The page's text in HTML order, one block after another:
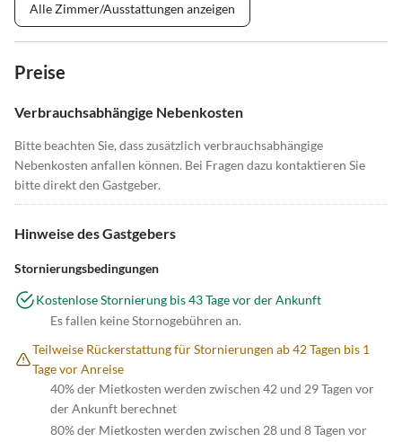
Alle Zimmer/Ausstattungen anzeigen
Preise
Verbrauchsabhängige Nebenkosten
Bitte beachten Sie, dass zusätzlich verbrauchsabhängige
Nebenkosten anfallen können. Bei Fragen dazu kontaktieren Sie
bitte direkt den Gastgeber.
Hinweise des Gastgebers
Stornierungsbedingungen
Kostenlose Stornierung bis 43 Tage vor der Ankunft
Es fallen keine Stornogebühren an.
Teilweise Rückerstattung für Stornierungen ab 42 Tagen bis 1
Tage vor Anreise
40% der Mietkosten werden zwischen 42 und 29 Tagen vor
der Ankunft berechnet
80% der Mietkosten werden zwischen 28 und 8 Tagen vor